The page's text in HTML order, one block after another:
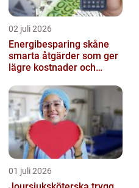
02 juli 2026
Energibesparing skåne
smarta åtgärder som ger
lägre kostnader och
01 juli 2026